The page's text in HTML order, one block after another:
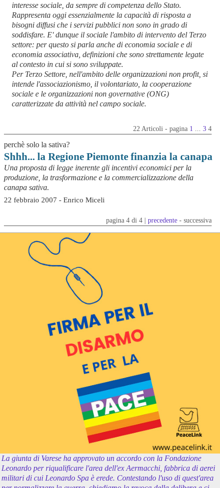
interesse sociale, da sempre di competenza dello Stato.
Rappresenta oggi essenzialmente la capacità di risposta a
bisogni diffusi che i servizi pubblici non sono in grado di
soddisfare. E' dunque il sociale l'ambito di intervento del Terzo
settore: per questo si parla anche di economia sociale e di
economia associativa , definizioni che sono strettamente legate
al contesto in cui si sono sviluppate.
Per Terzo Settore, nell'ambito delle organizzazioni non profit, si
intende l'associazionismo, il volontariato, la cooperazione
sociale e le organizzazioni non governative (ONG)
caratterizzate da attività nel campo sociale.
22 Articoli - pagina 1 ...3 4
perchè solo la sativa?
Shhh... la Regione Piemonte finanzia la canapa
Una proposta di legge inerente gli incentivi economici per la
produzione, la trasformazione e la commercializzazione della
canapa sativa.
22 febbraio 2007 - Enrico Miceli
pagina 4 di 4 |precedente - successiva
La giunta di Varese ha approvato un accordo con la Fondazione
Leonardo per riqualificare l'area dell'ex Aermacchi, fabbrica di aerei
militari di cui Leonardo Spa è erede. Contestando l'uso di quest'area